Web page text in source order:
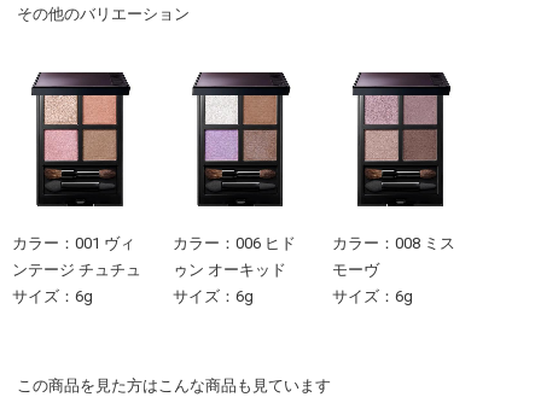
その他のバリエーション
カラー：001 ヴィ
ンテージ チュチュ
サイズ：6g
カラー：006 ヒド
ゥン オーキッド
サイズ：6g
カラー：008 ミス
モーヴ
サイズ：6g
この商品を見た方はこんな商品も見ています